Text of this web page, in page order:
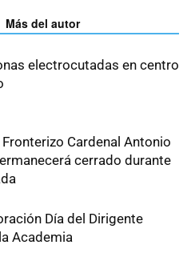
Más del autor
electrocutadas en centro
Cardenal Antonio
cerrado durante
Día del Dirigente
Academia